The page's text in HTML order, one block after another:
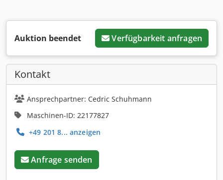
Auktion beendet Verfügbarkeit anfragen
Kontakt
Ansprechpartner: Cedric Schuhmann
Maschinen-ID: 22177827
+49 201 8... anzeigen
Anfrage senden